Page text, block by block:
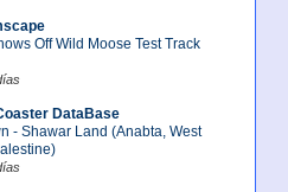
Off Wild Moose Test Track
DataBase
- Shawar Land (Anabta, West